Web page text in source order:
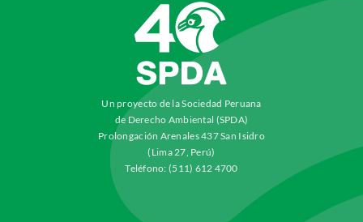
Un proyecto de la Sociedad Peruana
de Derecho Ambiental (SPDA)
Prolongación Arenales 437 San Isidro
(Lima 27, Perú)
Teléfono: (511) 612 4700